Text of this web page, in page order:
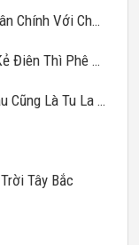
Nhỏ Của Chồng Cũ
Phê Gấp Mười
Là Tu La Tràng
Tây Bắc